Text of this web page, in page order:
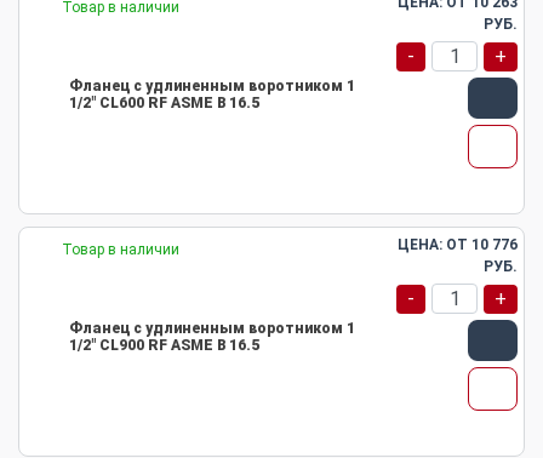
Товар в наличии
Фланец с удлиненным воротником 1
1/2" CL600 RF ASME B 16.5
РУБ.
- +
Товар в наличии
Фланец с удлиненным воротником 1
1/2" CL900 RF ASME B 16.5
ЦЕНА: ОТ 10 776
РУБ.
- +